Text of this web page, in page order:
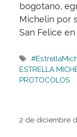
bogotano,
Michelin por
San Felice
Etiquetas
ESTRELLA
PROTOCOLOS
2 de diciembre